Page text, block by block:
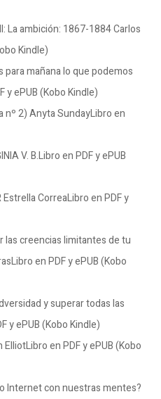
La ambición: 1867-1884 Carlos
Kindle)
mañana lo que podemos
y ePUB (Kobo Kindle)
2) Anyta SundayLibro en
V. B.Libro en PDF y ePUB
Estrella CorreaLibro en PDF y
las creencias limitantes de tu
en PDF y ePUB (Kobo
y superar todas las
y ePUB (Kobo Kindle)
en PDF y ePUB (Kobo
Internet con nuestras mentes?